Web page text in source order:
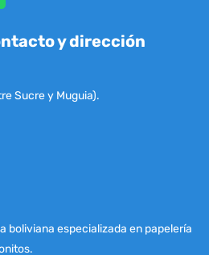
y dirección
Sucre y Muguia).
boliviana especializada en papelería